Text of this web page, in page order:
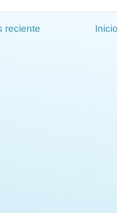
reciente Inicio